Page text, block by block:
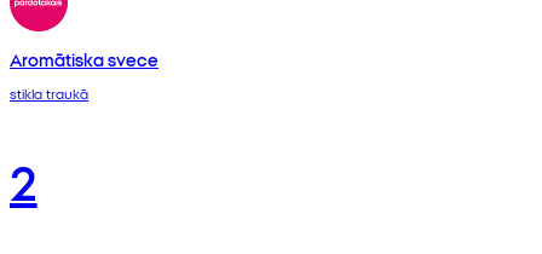
Aromātiska svece
stikla traukā
2